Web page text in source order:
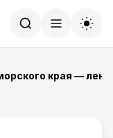
края —